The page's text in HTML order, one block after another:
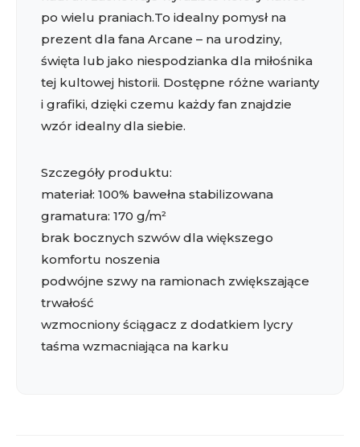
po wielu praniach.To idealny pomysł na
prezent dla fana Arcane – na urodziny,
święta lub jako niespodzianka dla miłośnika
tej kultowej historii. Dostępne różne warianty
i grafiki, dzięki czemu każdy fan znajdzie
wzór idealny dla siebie.
Szczegóły produktu:
materiał: 100% bawełna stabilizowana
gramatura: 170 g/m²
brak bocznych szwów dla większego
komfortu noszenia
podwójne szwy na ramionach zwiększające
trwałość
wzmocniony ściągacz z dodatkiem lycry
taśma wzmacniająca na karku